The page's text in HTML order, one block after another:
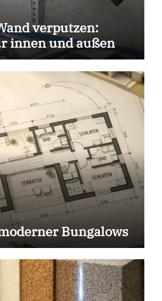
verputzen:
innen und außen
Bungalows